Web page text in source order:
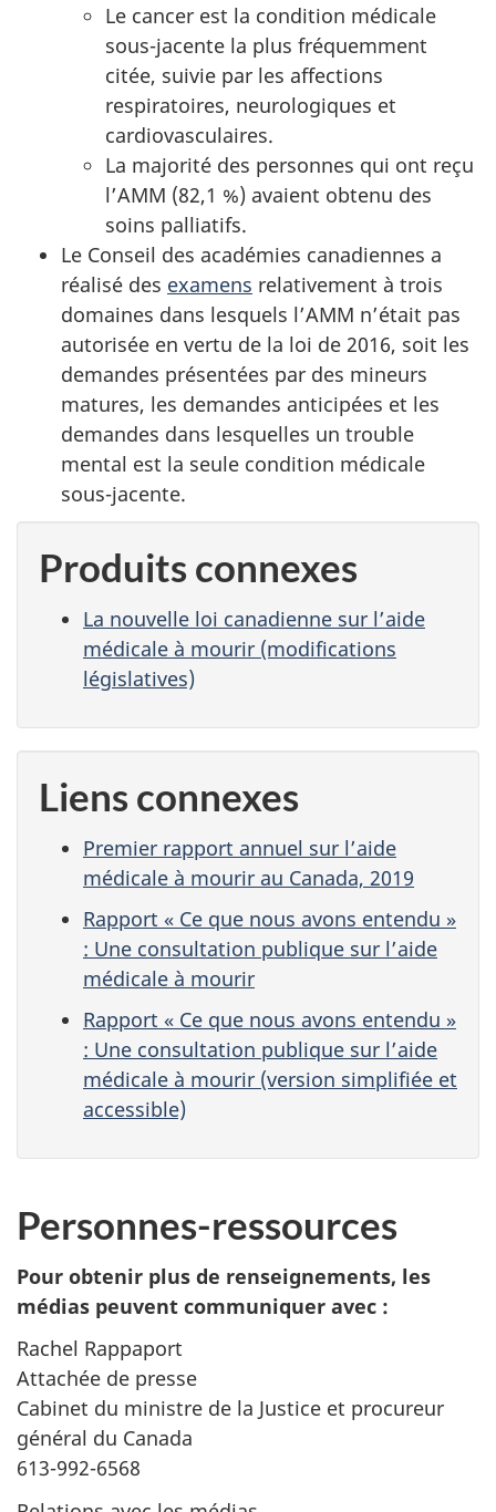
Le cancer est la condition médicale
sous-jacente la plus fréquemment
citée, suivie par les affections
respiratoires, neurologiques et
cardiovasculaires.
La majorité des personnes qui ont reçu
l’AMM (82,1 %) avaient obtenu des
soins palliatifs.
Le Conseil des académies canadiennes a
réalisé des examens relativement à trois
domaines dans lesquels l’AMM n’était pas
autorisée en vertu de la loi de 2016, soit les
demandes présentées par des mineurs
matures, les demandes anticipées et les
demandes dans lesquelles un trouble
mental est la seule condition médicale
sous-jacente.
Produits connexes
La nouvelle loi canadienne sur l’aide
médicale à mourir (modifications
législatives)
Liens connexes
Premier rapport annuel sur l’aide
médicale à mourir au Canada, 2019
Rapport « Ce que nous avons entendu »
: Une consultation publique sur l’aide
médicale à mourir
Rapport « Ce que nous avons entendu »
: Une consultation publique sur l’aide
médicale à mourir (version simplifiée et
accessible)
Personnes-ressources
Pour obtenir plus de renseignements, les
médias peuvent communiquer avec :
Rachel Rappaport
Attachée de presse
Cabinet du ministre de la Justice et procureur
général du Canada
613-992-6568